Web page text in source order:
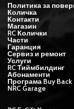
Политика за
Количка
Контакти
Магазин
RC Колички
Части
Гаранция
Сервиз и ремонт
Услуги
RC Тиймбилдинг
Абонаменти
Програма Buy Back
NRC Garage